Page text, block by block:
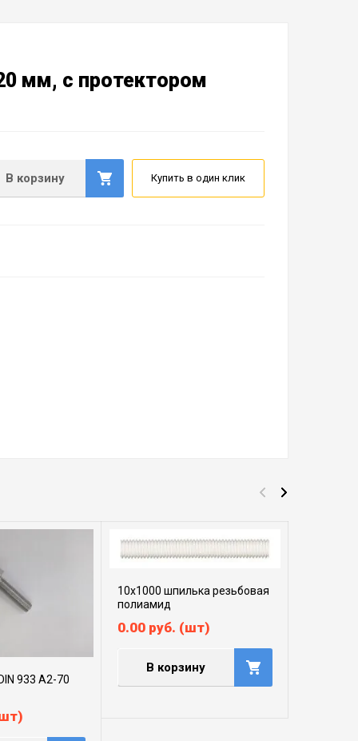
мм, с протектором
В корзину Купить в один клик
933 А2-70
10х1000 шпилька резьбовая
полиамид
0.00 руб. (шт)
В корзину